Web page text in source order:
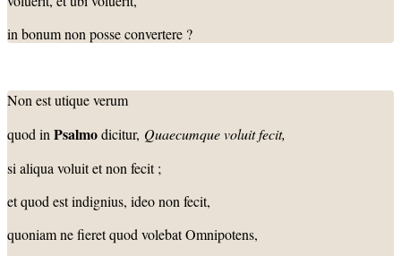
in bonum non posse convertere ?
Non est utique verum
quod in Psalmodicitur, Quaecumque voluit fecit,
si aliqua voluit et non fecit ;
et quod est indignius, ideo non fecit,
quoniam ne fieret quod volebat Omnipotens,